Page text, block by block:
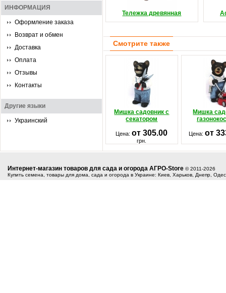
ИНФОРМАЦИЯ
Оформление заказа
Возврат и обмен
Доставка
Оплата
Отзывы
Контакты
Другие языки
Украинский
Тележка древянная
Смотрите также
Мишка садовник с
секатором
Мишка
Цена:от 305.00
грн.
Цена: от
Интернет-магазин товаров для сада и огорода АГРО-Store © 2011-2026
Купить семена, товары для дома, сада и огорода в Украине: Киев, Харьков, Днепр,